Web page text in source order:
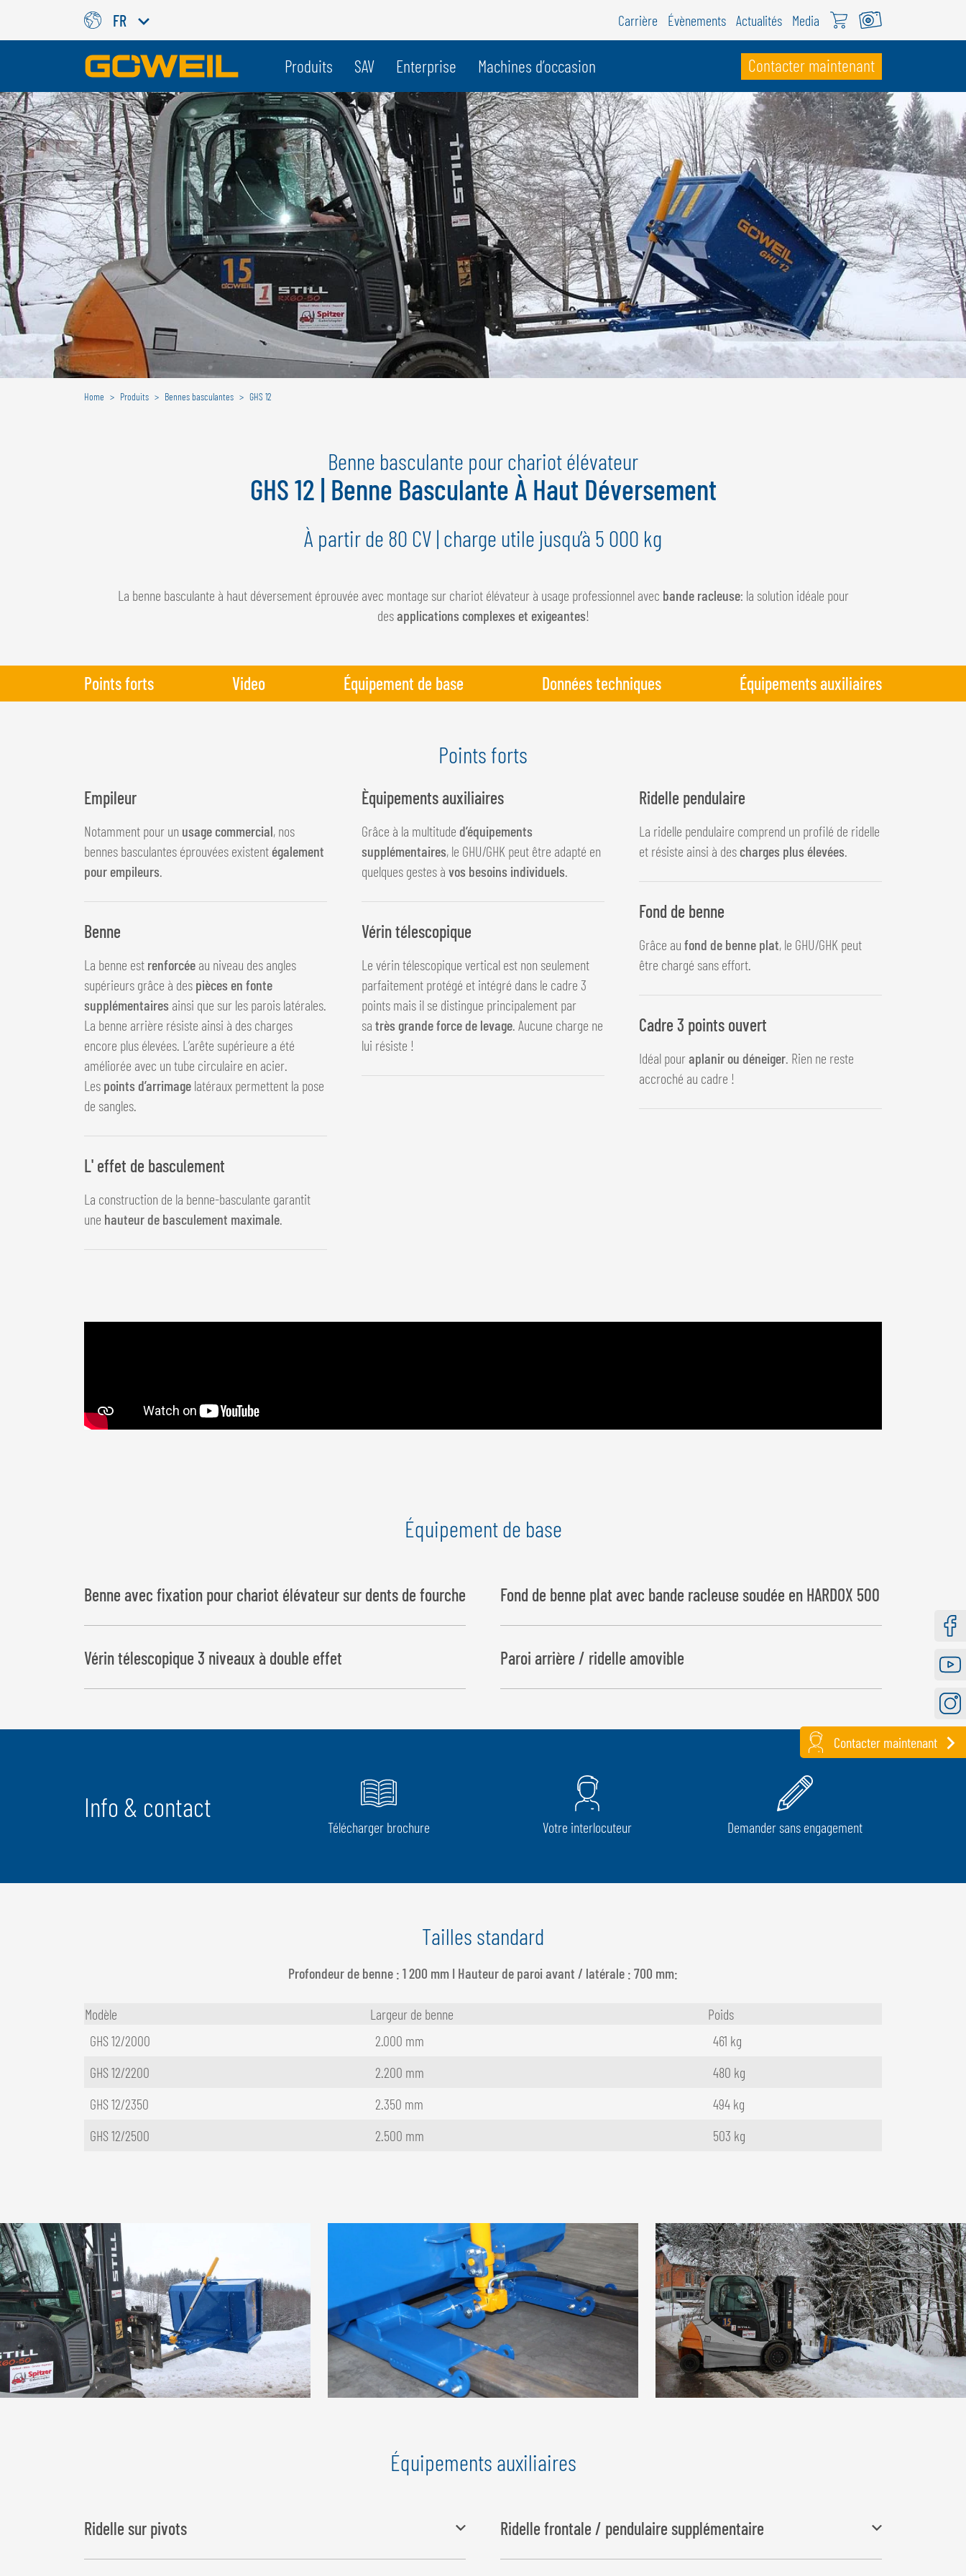
FR
Choisissez votre langue/votre pays
INTERNATIONAL
GÖWEIL
DEUTSCH
ENGLISH
FRANÇAIS
NEDERLANDS
ESPAÑOL
POLSKI
ČESKÝ
BELGIQUE
GÖWEIL BNL
NEDERLANDS
FRANÇAIS
DEUTSCH
SUISSE
GÖWEIL Schweiz
DEUTSCH
FRANÇAIS
Carrière Évènements Actualités Media
Produits SAV Enterprise Machines d’occasion Contacter maintenant
Home Produits Bennes basculantes GHS 12
Benne basculante pour chariot élévateur
GHS 12 | Benne Basculante À Haut Déversement
À partir de 80 CV | charge utile jusqu’à 5 000 kg
La benne basculante à haut déversement éprouvée avec montage sur chariot élévateur à usage professionnel avec bande racleuse: la solution idéale pour
desapplications complexes et exigeantes!
Points forts Video Équipement de base Données techniques Équipements auxiliaires
Points forts
Empileur
Notamment pour un usage commercial, nos
bennes basculantes éprouvées existent également
pour empileurs
Benne
La benne est renforcée au niveau des angles
supérieurs grâce à des pièces en fonte
supplémentaires ainsi que sur les parois latérales.
La benne arrière résiste ainsi à des charges
encore plus élevées. L’arête supérieure a été
améliorée avec un tube circulaire en acier.
Les points d’arrimage latéraux permettent la pose
de sangles.
L' effet de basculement
La construction de la benne-basculante garantit
une hauteur de basculement maximale
Èquipements auxiliaires
Grâce à la multitude d’équipements
supplémentaires, le GHU/GHK peut être adapté en
quelques gestes à vos besoins individuels
Vérin télescopique
Le vérin télescopique vertical est non seulement
parfaitement protégé et intégré dans le cadre 3
points mais il se distingue principalement par
sa très grande force de levage . Aucune charge ne
lui résiste !
Ridelle pendulaire
La ridelle pendulaire comprend un profilé de ridelle
et résiste ainsi à des charges plus élevées
Fond de benne
Grâce au fond de benne plat, le GHU/GHK peut
être chargé sans effort.
Cadre 3 points ouvert
Idéal pouraplanir ou déneiger . Rien ne reste
accroché au cadre !
Équipement de base
Benne avec fixation pour chariot élévateur sur dents de fourche
Vérin télescopique 3 niveaux à double effet
Fond de benne plat avec bande racleuse soudée en HARDOX 500
Paroi arrière / ridelle amovible
Info & contact
Télécharger brochure Votre interlocuteur Demander sans engagement
Tailles standard
Profondeur de benne : 1 200 mm I Hauteur de paroi avant / latérale : 700 mm:
Modèle Largeur de benne
Poids
GHS 12/2000
2.000 mm
461 kg
GHS 12/2200
2.200 mm
480 kg
GHS 12/2350
2.350 mm
494 kg
GHS 12/2500
2.500 mm 503 kg
Équipements auxiliaires
Ridelle sur pivots Ridelle frontale / pendulaire supplémentaire
Contacter maintenant